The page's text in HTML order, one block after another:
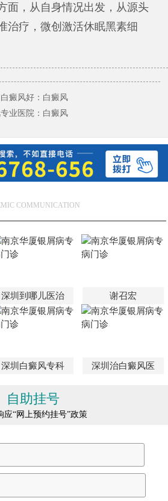
面，从自身情况出发，从源头
治疗，微创激活休眠黑素细
癜风好：白癜风
业医院：白癜风
COMMUNICATION
深圳到哪儿医治 谢召宏
深圳白癜风专科 深圳治白癜风医
自助挂号
应“网上预约挂号”政策